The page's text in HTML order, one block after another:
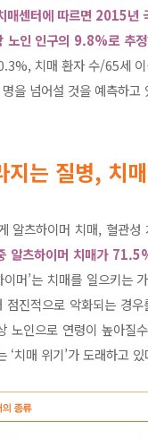
매센터에 따르면 2015년
노인 인구의 9.8%로 추정
치매 환자 수/65세
을 넘어설 것을 예측하고
는 질병, 치
알츠하이머 치매, 혈관성
알츠하이머 치매가
머’는 치매를 일으키는
진적으로 악화되는 경
인으로 연령이 높아질
‘치매 위기’가 도래하고